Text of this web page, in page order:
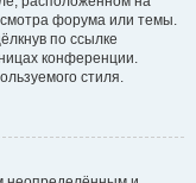
форума или темы.
по ссылке
конференции.
стиля.